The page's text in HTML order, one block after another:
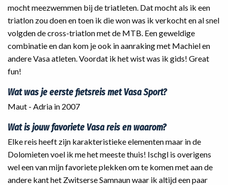
mocht meezwemmen bij de triatleten. Dat mocht als ik een
triatlon zou doen en toen ik die won was ik verkocht en al snel
volgden de cross-triatlon met de MTB. Een geweldige
combinatie en dan kom je ook in aanraking met Machiel en
andere Vasa atleten. Voordat ik het wist was ik gids! Great
fun!
Wat was je eerste fietsreis met Vasa Sport?
Maut - Adria in 2007
Wat is jouw favoriete Vasa reis en waarom?
Elke reis heeft zijn karakteristieke elementen maar in de
Dolomieten voel ik me het meeste thuis! Ischgl is overigens
wel een van mijn favoriete plekken om te komen met aan de
andere kant het Zwitserse Samnaun waar ik altijd een paar